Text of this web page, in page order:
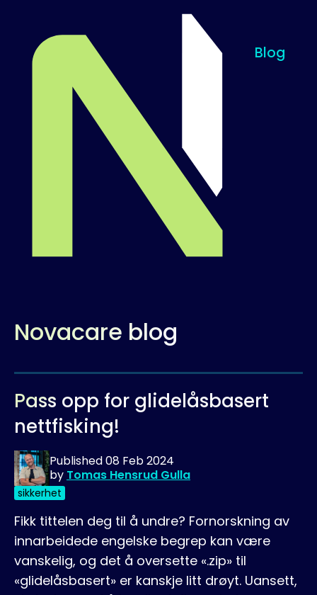
Blog
Novacare blog
Pass opp for glidelåsbasert
nettfisking!
Published08 Feb 2024
by Tomas Hensrud Gulla
sikkerhet
Fikk tittelen deg til å undre? Fornorskning av
innarbeidede engelske begrep kan være
vanskelig, og det å oversette «.zip» til
«glidelåsbasert» er kanskje litt drøyt. Uansett,